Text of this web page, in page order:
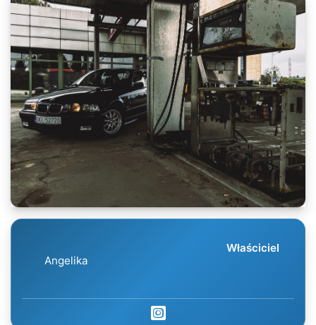
Właściciel
Angelika